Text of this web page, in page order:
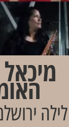
לילה